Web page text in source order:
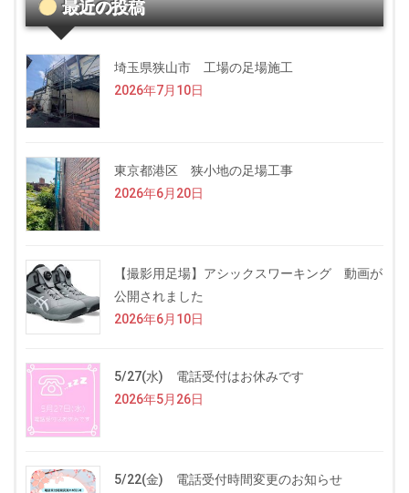
最近の投稿
埼玉県狭山市 工場の足場施工
2026年7月10日
東京都港区 狭小地の足場工事
2026年6月20日
【撮影用足場】アシックスワーキング 動画が
公開されました
2026年6月10日
5/27(水) 電話受付はお休みです
2026年5月26日
5/22(金) 電話受付時間変更のお知らせ